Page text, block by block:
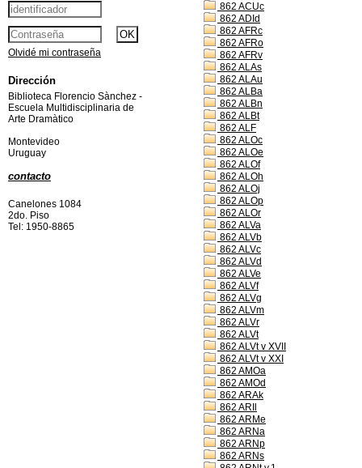
862 ACUc
862 ADId
862 AFRc
862 AFRo
862 AFRv
862 ALAs
862 ALAu
862 ALBa
862 ALBn
862 ALBt
862 ALF
862 ALOc
862 ALOe
862 ALOf
862 ALOh
862 ALOj
862 ALOp
862 ALOr
862 ALVa
862 ALVb
862 ALVc
862 ALVd
862 ALVe
862 ALVf
862 ALVg
862 ALVm
862 ALVr
862 ALVt
862 ALVt v XVII
862 ALVt v XXI
862 AMOa
862 AMOd
862 ARAk
862 ARIl
862 ARMe
862 ARNa
862 ARNp
862 ARNs
Olvidé mi contraseña
Dirección
Biblioteca Florencio Sànchez -
Escuela Multidisciplinaria de
Arte Dramàtico
Montevideo
Uruguay
contacto
Canelones 1084
2do. Piso
Tel: 1950-8865